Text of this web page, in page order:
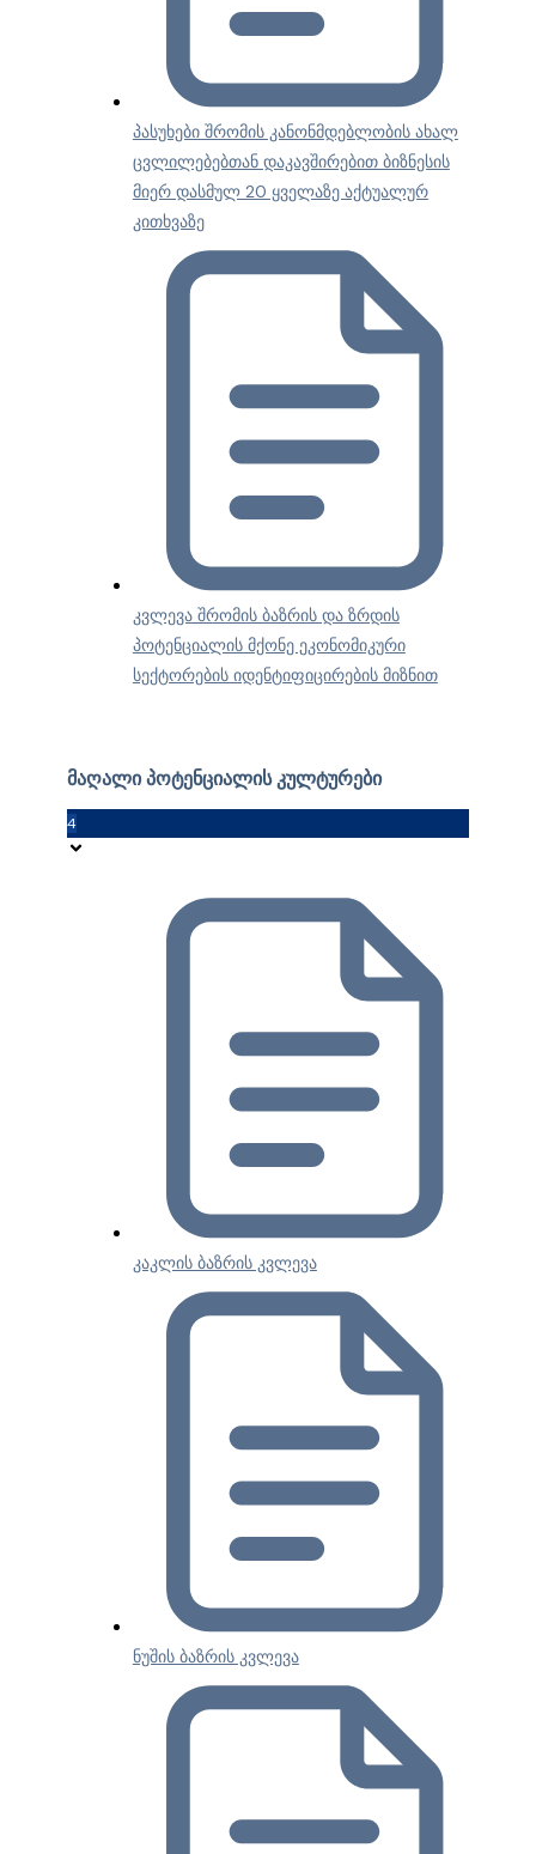
პასუხები შრომის კანონმდებლობის ახალ
ცვლილებებთან დაკავშირებით ბიზნესის
მიერ დასმულ 20 ყველაზე აქტუალურ
კითხვაზე
კვლევა შრომის ბაზრის და ზრდის
პოტენციალის მქონე ეკონომიკური
სექტორების იდენტიფიცირების მიზნით
მაღალი პოტენციალის კულტურები
4
კაკლის ბაზრის კვლევა
ნუშის ბაზრის კვლევა